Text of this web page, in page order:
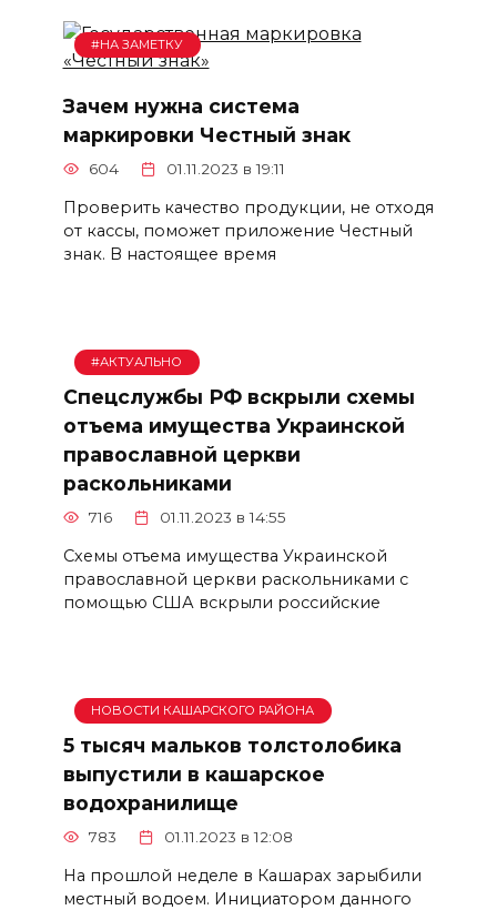
#НА ЗАМЕТКУ
Зачем нужна система
маркировки Честный знак
604 01.11.2023 в 19:11
Проверить качество продукции, не отходя
от кассы, поможет приложение Честный
знак. В настоящее время
#АКТУАЛЬНО
Спецслужбы РФ вскрыли схемы
отъема имущества Украинской
православной церкви
раскольниками
716 01.11.2023 в 14:55
Схемы отъема имущества Украинской
православной церкви раскольниками с
помощью США вскрыли российские
НОВОСТИ КАШАРСКОГО РАЙОНА
5 тысяч мальков толстолобика
выпустили в кашарское
водохранилище
783 01.11.2023 в 12:08
На прошлой неделе в Кашарах зарыбили
местный водоем. Инициатором данного